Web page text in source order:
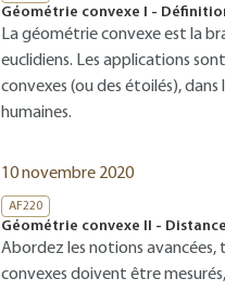
Géométrie convexe I -
La géométrie convexe est la
euclidiens. Les applications
convexes (ou des étoilés),
humaines.
10 novembre 2020
AF220
Géométrie convexe II -
Abordez les notions avancées,
convexes doivent être